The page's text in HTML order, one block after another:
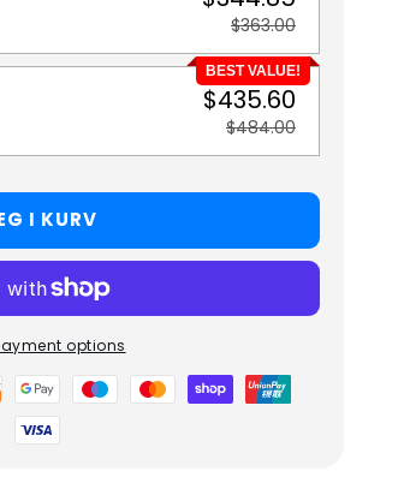
$363.00
BEST VALUE!
$435.60
$484.00
I KURV
options